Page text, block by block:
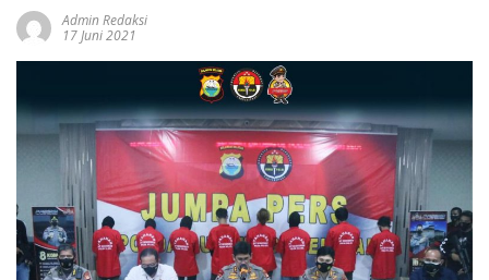
Admin Redaksi
17 Juni 2021